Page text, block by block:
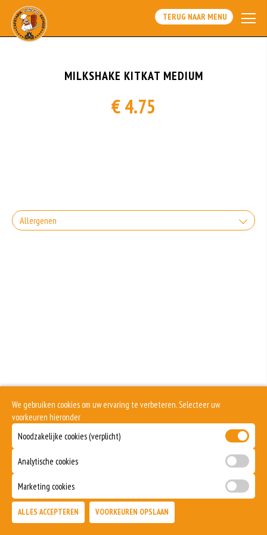
TERUG NAAR MENU
MILKSHAKE KITKAT MEDIUM
€ 4.75
Allergenen
We gebruiken cookies om uw ervaring te verbeteren. Selecteer uw
voorkeuren hieronder
Noodzakelijke cookies (verplicht)
Analytische cookies
Marketing cookies
ALLES ACCEPTEREN VOORKEUREN OPSLAAN